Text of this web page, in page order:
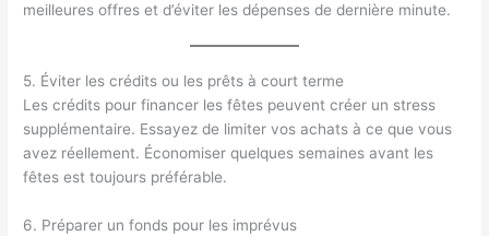
meilleures offres et d’éviter les dépenses de dernière minute.
5. Éviter les crédits ou les prêts à court terme
Les crédits pour financer les fêtes peuvent créer un stress
supplémentaire. Essayez de limiter vos achats à ce que vous
avez réellement. Économiser quelques semaines avant les
fêtes est toujours préférable.
6. Préparer un fonds pour les imprévus